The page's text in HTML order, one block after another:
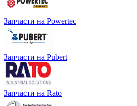
Запчасти на Powertec
Запчасти на Pubert
Запчасти на Rato